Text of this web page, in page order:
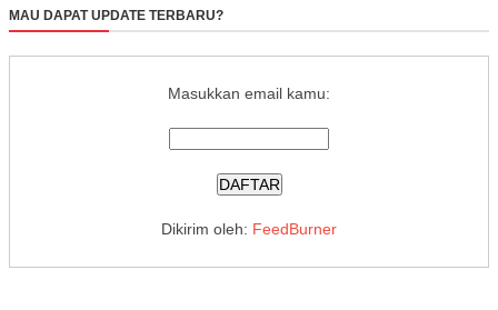
MAU DAPAT UPDATE TERBARU?
Masukkan email kamu:
Dikirim oleh: FeedBurner